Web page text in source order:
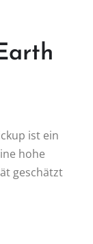
ist ein
hohe
geschätzt